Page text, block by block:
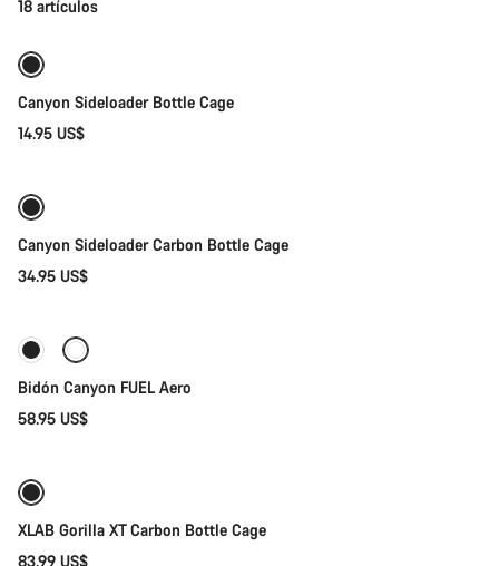
18 artículos
Canyon Sideloader Bottle Cage
14.95 US$
Canyon Sideloader Carbon Bottle Cage
34.95 US$
Bidón Canyon FUEL Aero
58.95 US$
XLAB Gorilla XT Carbon Bottle Cage
83.99 US$